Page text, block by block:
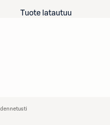
Tuote latautuu